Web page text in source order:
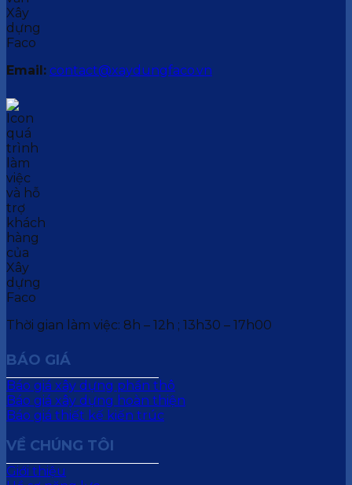
Email: contact@xaydungfaco.vn
Thời gian làm việc: 8h – 12h ; 13h30 – 17h00
BÁO GIÁ
Báo giá xây dựng phần thô
Báo giá xây dựng hoàn thiện
Báo giá thiết kế kiến trúc
VỀ CHÚNG TÔI
Giới thiệu